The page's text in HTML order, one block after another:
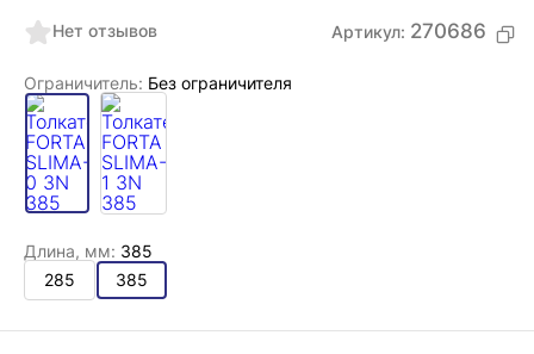
Нет отзывов Артикул: 270686
Ограничитель: Без ограничителя
Длина, мм: 385
285
385